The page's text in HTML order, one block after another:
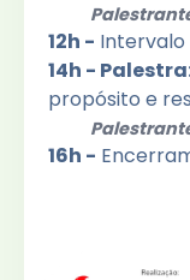
12h - Intervalo
14h -
propósito e
16h -